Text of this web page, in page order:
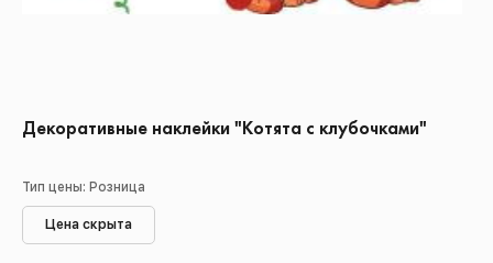
Декоративные наклейки "Котята с клубочками"
Тип цены: Розница
Цена скрыта